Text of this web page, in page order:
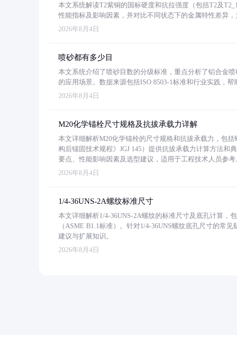
本文系统解读T2紫铜的国标硬度和抗拉强度（包括T2及
性能指标及影响因素，并对比不同状态下的金属特性差异，
2026年8月4日
喷砂都有多少目
本文系统介绍了喷砂目数的分级标准，重点分析了铝合金
的应用场景。数据来源包括ISO 8503-1标准和行业实践，帮
2026年8月4日
M20化学锚栓尺寸规格及抗拔承载力详解
本文详细解析M20化学锚栓的尺寸规格和抗拔承载力，包
构后锚固技术规程》JGJ 145）提供抗拔承载力计算方法和
要点、性能影响因素及选型建议，适用于工程技术人员参考
2026年8月4日
1/4-36UNS-2A螺纹标准尺寸
本文详细解析1/4-36UNS-2A螺纹的标准尺寸及底孔计算，
（ASME B1.1标准）。针对1/4-36UNS螺纹底孔尺寸的常
建议与扩展知识。
2026年8月4日